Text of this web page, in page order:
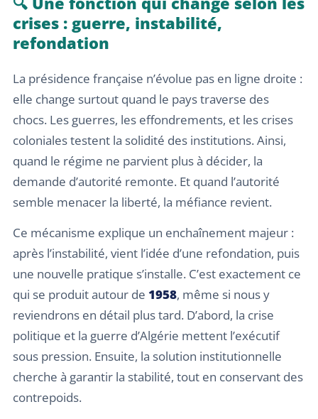
crises : guerre, instabilité,
refondation
La présidence française n’évolue pas en ligne droite :
elle change surtout quand le pays traverse des
chocs. Les guerres, les effondrements, et les crises
coloniales testent la solidité des institutions. Ainsi,
quand le régime ne parvient plus à décider, la
demande d’autorité remonte. Et quand l’autorité
semble menacer la liberté, la méfiance revient.
Ce mécanisme explique un enchaînement majeur :
après l’instabilité, vient l’idée d’une refondation, puis
une nouvelle pratique s’installe. C’est exactement ce
qui se produit autour de 1958, même si nous y
reviendrons en détail plus tard. D’abord, la crise
politique et la guerre d’Algérie mettent l’exécutif
sous pression. Ensuite, la solution institutionnelle
cherche à garantir la stabilité, tout en conservant des
contrepoids.